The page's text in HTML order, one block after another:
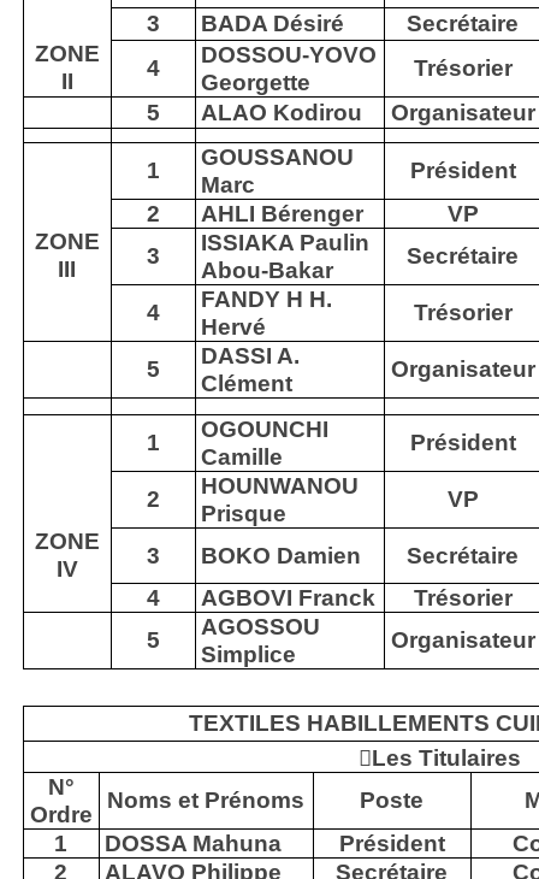
3
BADA Désiré
Secrétaire
ZONE
II
4
DOSSOU-YOVO
Georgette
Trésorier
5
ALAO Kodirou Organisateur
1
GOUSSANOU
Marc
Président
2
AHLI Bérenger
VP
ZONE
III
3
ISSIAKA Paulin
Abou-Bakar
Secrétaire
4
FANDY H H.
Hervé
Trésorier
5
DASSI A.
Clément
Organisateur
1
OGOUNCHI
Camille
Président
2
HOUNWANOU
Prisque
VP
ZONE
IV
3 BOKO Damien
Secrétaire
4
AGBOVI Franck
Trésorier
5
AGOSSOU
Simplice
Organisateur
TEXTILES HABILLEMENTS
Les Titulaires
N°
Ordre
Noms et Prénoms Poste
1
DOSSA Mahuna Président
2
ALAVO Philippe Secrétaire